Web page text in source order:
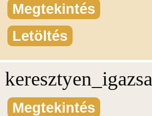
Megtekintés
Letöltés
Megtekintés